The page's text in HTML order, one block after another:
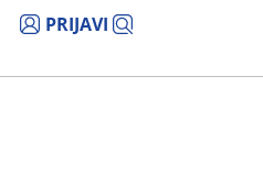
PRIJAVI